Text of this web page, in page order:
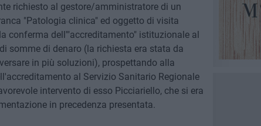
richiesto al gestore/amministratore di un
"Patologia clinica" ed oggetto di visita
conferma dell'"accreditamento" istituzionale al
somme di denaro (la richiesta era stata da
in più soluzioni), prospettando alla
al Servizio Sanitario Regionale
intervento di esso Picciariello, che si era
in precedenza presentata.